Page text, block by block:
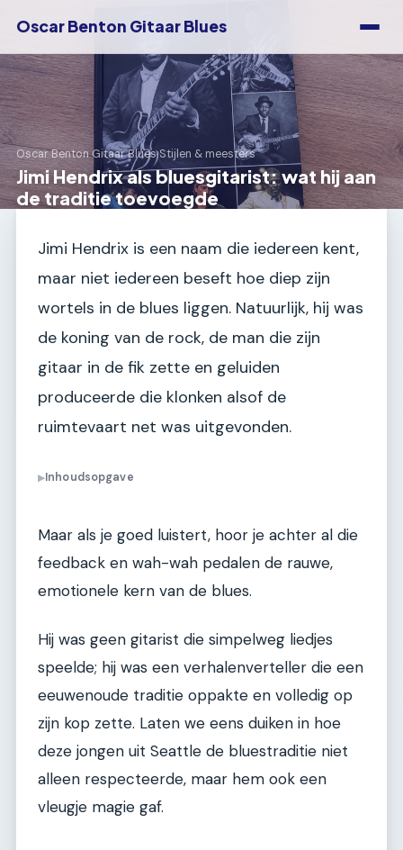
Oscar Benton Gitaar Blues
Oscar Benton Gitaar Blues›Stijlen & meesters
Jimi Hendrix als bluesgitarist: wat hij aan
de traditie toevoegde
Jimi Hendrix is een naam die iedereen kent,
maar niet iedereen beseft hoe diep zijn
wortels in de blues liggen. Natuurlijk, hij was
de koning van de rock, de man die zijn
gitaar in de fik zette en geluiden
produceerde die klonken alsof de
ruimtevaart net was uitgevonden.
▶Inhoudsopgave
Maar als je goed luistert, hoor je achter al die
feedback en wah-wah pedalen de rauwe,
emotionele kern van de blues.
Hij was geen gitarist die simpelweg liedjes
speelde; hij was een verhalenverteller die een
eeuwenoude traditie oppakte en volledig op
zijn kop zette. Laten we eens duiken in hoe
deze jongen uit Seattle de bluestraditie niet
alleen respecteerde, maar hem ook een
vleugje magie gaf.